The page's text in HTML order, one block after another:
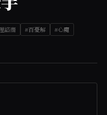
諮商 #百憂解
#心魔